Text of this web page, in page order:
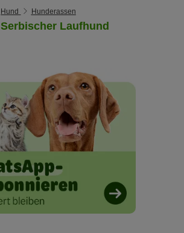
Hund Hunderassen
Serbischer Laufhund